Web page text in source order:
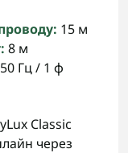
15 м
8 м
Гц / 1 ф
Classic
через